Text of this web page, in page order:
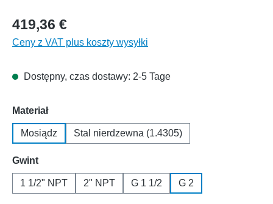
419,36 €
Ceny z VAT plus koszty wysyłki
Dostępny, czas dostawy: 2-5 Tage
Wybierz
Materiał
Mosiądz Stal nierdzewna (1.4305)
Wybierz
Gwint
1 1/2" NPT 2" NPT G 1 1/2 G 2